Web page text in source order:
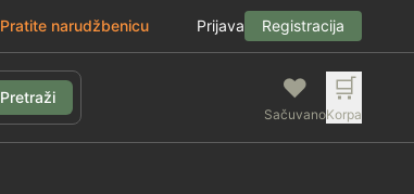
Pratite narudžbenicu Prijava Registracija
Pretraži ❤️
Sačuvano
🛒
Korpa